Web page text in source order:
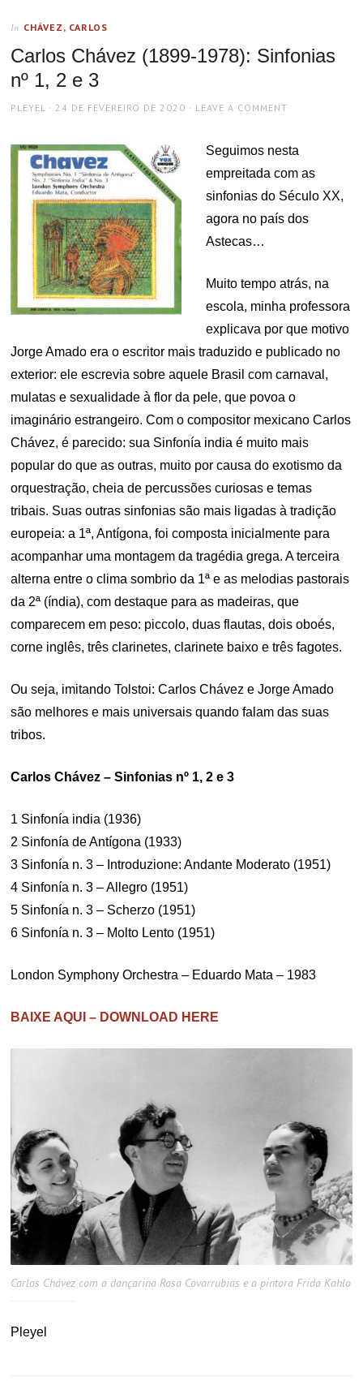
In CHÁVEZ, CARLOS
Carlos Chávez (1899-1978): Sinfonias
nº 1, 2 e 3
AUTHOR
PLEYEL
POSTED
24 DE FEVEREIRO DE 2020 LEAVE A COMMENT
Seguimos nesta
empreitada com as
sinfonias do Século XX,
agora no país dos
Astecas…
Muito tempo atrás, na
escola, minha professora
explicava por que motivo
Jorge Amado era o escritor mais traduzido e publicado no
exterior: ele escrevia sobre aquele Brasil com carnaval,
mulatas e sexualidade à flor da pele, que povoa o
imaginário estrangeiro. Com o compositor mexicano Carlos
Chávez, é parecido: sua Sinfonía india é muito mais
popular do que as outras, muito por causa do exotismo da
orquestração, cheia de percussões curiosas e temas
tribais. Suas outras sinfonias são mais ligadas à tradição
europeia: a 1ª, Antígona, foi composta inicialmente para
acompanhar uma montagem da tragédia grega. A terceira
alterna entre o clima sombrio da 1ª e as melodias pastorais
da 2ª (índia), com destaque para as madeiras, que
comparecem em peso: piccolo, duas flautas, dois oboés,
corne inglês, três clarinetes, clarinete baixo e três fagotes.
Ou seja, imitando Tolstoi: Carlos Chávez e Jorge Amado
são melhores e mais universais quando falam das suas
tribos.
Carlos Chávez – Sinfonias nº 1, 2 e 3
1 Sinfonía india (1936)
2 Sinfonía de Antígona (1933)
3 Sinfonía n. 3 – Introduzione: Andante Moderato (1951)
4 Sinfonía n. 3 – Allegro (1951)
5 Sinfonía n. 3 – Scherzo (1951)
6 Sinfonía n. 3 – Molto Lento (1951)
London Symphony Orchestra – Eduardo Mata – 1983
BAIXE AQUI – DOWNLOAD HERE
Carlos Chávez com a dançarina Rosa Covarrubias e a pintora Frida Kahlo
Pleyel